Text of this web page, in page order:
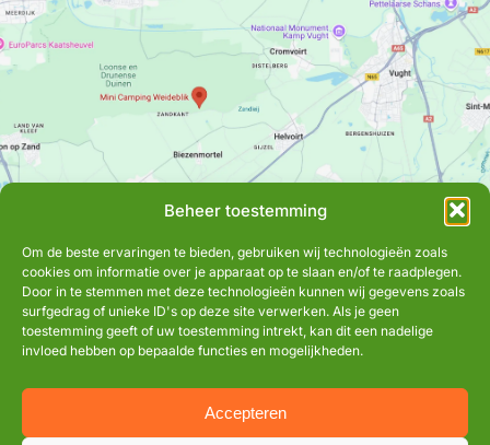
Beheer toestemming
Om de beste ervaringen te bieden, gebruiken wij technologieën zoals
cookies om informatie over je apparaat op te slaan en/of te raadplegen.
Door in te stemmen met deze technologieën kunnen wij gegevens zoals
surfgedrag of unieke ID's op deze site verwerken. Als je geen
toestemming geeft of uw toestemming intrekt, kan dit een nadelige
invloed hebben op bepaalde functies en mogelijkheden.
Accepteren